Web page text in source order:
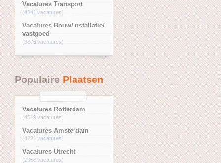
Vacatures Transport
(4341 vacatures)
Vacatures Bouw/installatie/
vastgoed
(3875 vacatures)
PopulairePlaatsen
Vacatures Rotterdam
(4519 vacatures)
Vacatures Amsterdam
(4221 vacatures)
Vacatures Utrecht
(2958 vacatures)